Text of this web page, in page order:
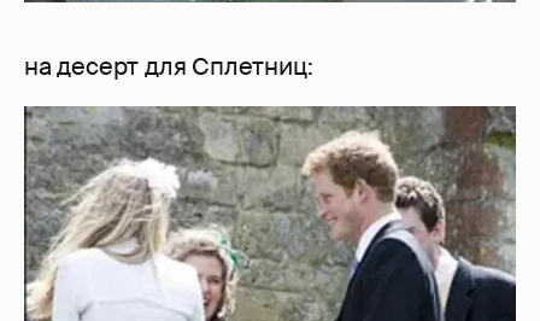
на десерт для Сплетниц: